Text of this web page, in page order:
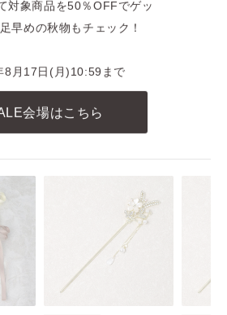
連したINSTAGRAM投稿
リール動画
対象商品を50％OFFでゲッ
早めの秋物もチェック！
8月17日(月)10:59まで
会場はこちら